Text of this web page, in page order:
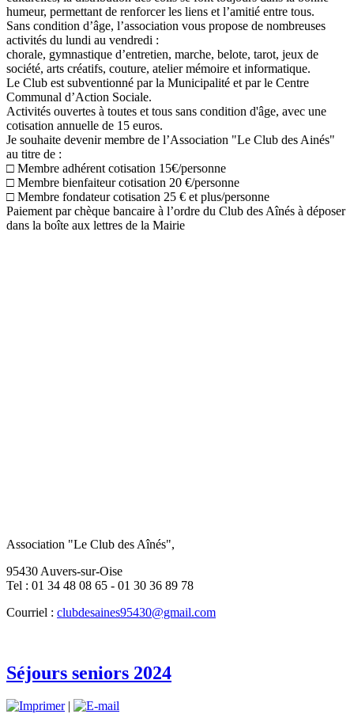
humeur, permettant de renforcer les liens et l’amitié entre tous.
Sans condition d’âge, l’association vous propose de nombreuses
activités du lundi au vendredi :
chorale, gymnastique d’entretien, marche, belote, tarot, jeux de
société, arts créatifs, couture, atelier mémoire et informatique.
Le Club est subventionné par la Municipalité et par le Centre
Communal d’Action Sociale.
Activités ouvertes à toutes et tous sans condition d'âge, avec une
cotisation annuelle de 15 euros.
Je souhaite devenir membre de l’Association "Le Club des Ainés"
au titre de :
□ Membre adhérent cotisation 15€/personne
□ Membre bienfaiteur cotisation 20 €/personne
□ Membre fondateur cotisation 25 € et plus/personne
Paiement par chèque bancaire à l’ordre du Club des Aînés à déposer
dans la boîte aux lettres de la Mairie
Association "Le Club des Aînés",
95430 Auvers-sur-Oise
Tel : 01 34 48 08 65 - 01 30 36 89 78
Courriel : clubdesaines95430@gmail.com
Séjours seniors 2024
|